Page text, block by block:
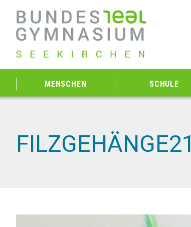
MENSCHEN SCHULE
FILZGEHÄNGE21